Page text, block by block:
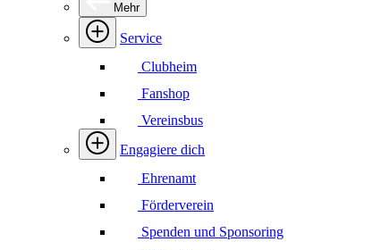
Mehr
Service
Clubheim
Fanshop
Vereinsbus
Engagiere dich
Ehrenamt
Förderverein
Spenden und Sponsoring